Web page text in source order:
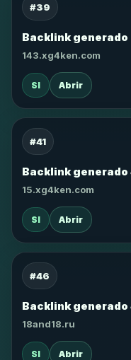
#39
Backlink generado
143.xg4ken.com
SI Abrir
#41
Backlink generado
15.xg4ken.com
SI Abrir
#46
Backlink generado
18and18.ru
SI Abrir